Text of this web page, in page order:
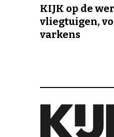
KIJK op de
vliegtuigen,
varkens